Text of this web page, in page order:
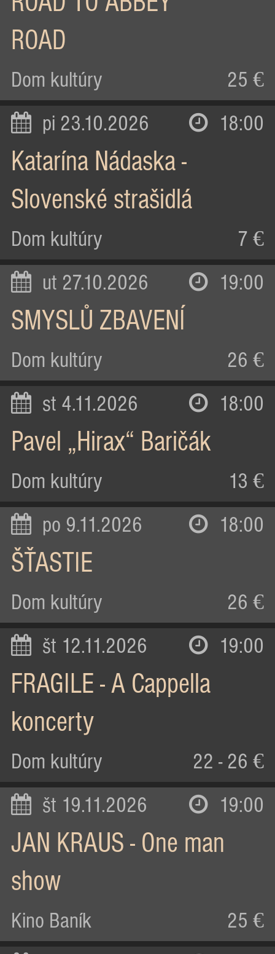
ROAD
Dom kultúry 25 €
pi 23.10.2026 18:00
Katarína Nádaska -
Slovenské strašidlá
Dom kultúry 7 €
ut 27.10.2026 19:00
SMYSLŮ ZBAVENÍ
Dom kultúry 26 €
st 4.11.2026 18:00
Pavel „Hirax“ Baričák
Dom kultúry 13 €
po 9.11.2026 18:00
ŠŤASTIE
Dom kultúry 26 €
št 12.11.2026 19:00
FRAGILE - A Cappella
koncerty
Dom kultúry 22 - 26 €
št 19.11.2026 19:00
JAN KRAUS - One man
show
Kino Baník 25 €